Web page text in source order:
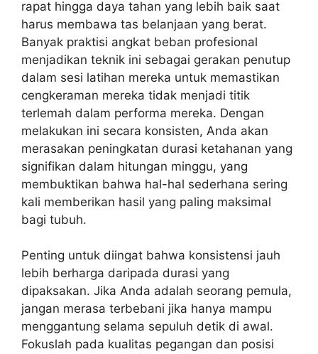
rapat hingga daya tahan yang lebih baik saat
harus membawa tas belanjaan yang berat.
Banyak praktisi angkat beban profesional
menjadikan teknik ini sebagai gerakan penutup
dalam sesi latihan mereka untuk memastikan
cengkeraman mereka tidak menjadi titik
terlemah dalam performa mereka. Dengan
melakukan ini secara konsisten, Anda akan
merasakan peningkatan durasi ketahanan yang
signifikan dalam hitungan minggu, yang
membuktikan bahwa hal-hal sederhana sering
kali memberikan hasil yang paling maksimal
bagi tubuh.
Penting untuk diingat bahwa konsistensi jauh
lebih berharga daripada durasi yang
dipaksakan. Jika Anda adalah seorang pemula,
jangan merasa terbebani jika hanya mampu
menggantung selama sepuluh detik di awal.
Fokuslah pada kualitas pegangan dan posisi